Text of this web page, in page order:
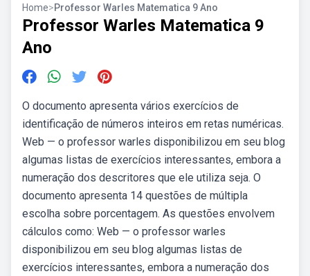
Home>Professor Warles Matematica 9 Ano
Professor Warles Matematica 9
Ano
O documento apresenta vários exercícios de
identificação de números inteiros em retas numéricas.
Web — o professor warles disponibilizou em seu blog
algumas listas de exercícios interessantes, embora a
numeração dos descritores que ele utiliza seja. O
documento apresenta 14 questões de múltipla
escolha sobre porcentagem. As questões envolvem
cálculos como: Web — o professor warles
disponibilizou em seu blog algumas listas de
exercícios interessantes, embora a numeração dos